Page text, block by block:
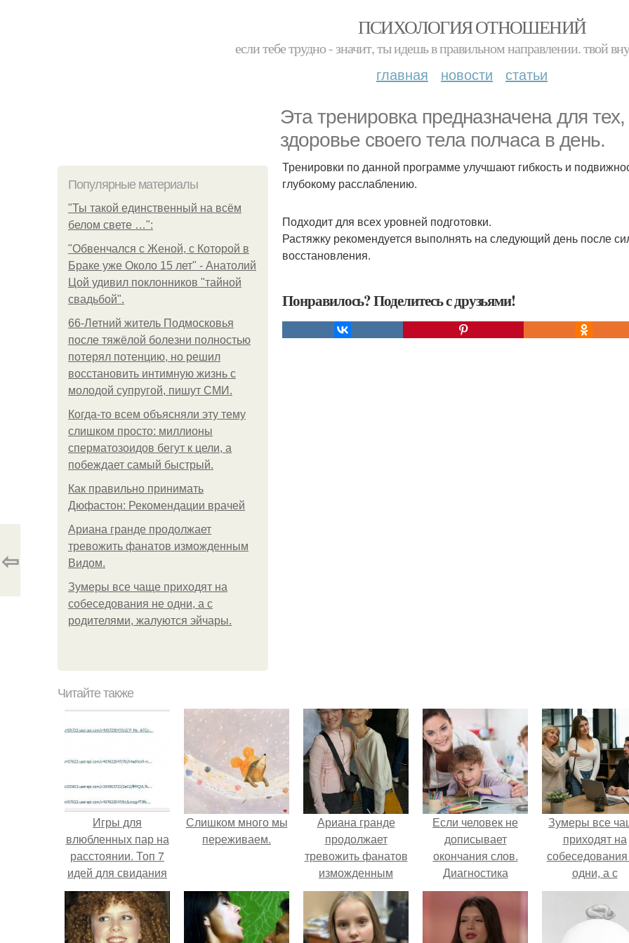
ПСИХОЛОГИЯ ОТНОШЕНИЙ
если тебе трудно - значит, ты идешь в правильном направлении. твой
главная новости статьи
Эта тренировка предназначена для тех,
здоровье своего тела полчаса в день.
Популярные материалы
"Ты такой единственный на всём
белом свете …":
"Обвенчался с Женой, с Которой в
Браке уже Около 15 лет" - Анатолий
Цой удивил поклонников "тайной
свадьбой".
66-Летний житель Подмосковья
после тяжёлой болезни полностью
потерял потенцию, но решил
восстановить интимную жизнь с
молодой супругой, пишут СМИ.
Когда-то всем объясняли эту тему
слишком просто: миллионы
сперматозоидов бегут к цели, а
побеждает самый быстрый.
Как правильно принимать
Дюфастон: Рекомендации врачей
Ариана гранде продолжает
тревожить фанатов изможденным
Видом.
Зумеры все чаще приходят на
собеседования не одни, а с
родителями, жалуются эйчары.
Тренировки по данной программе улучшают гибкость и
глубокому расслаблению.
Подходит для всех уровней подготовки.
Растяжку рекомендуется выполнять на следующий день после
восстановления.
Понравилось? Поделитесь с друзьями!
⇦
Читайте также
Игры для
влюбленных пар на
расстоянии. Топ 7
идей для свидания
на расстоянии
Слишком много мы
пеpеживаем.
Ариана гранде
продолжает
тревожить фанатов
изможденным
Видом.
Если человек не
дописывает
окончания слов.
Диагностика
дисграфии
Зумеры все
приходят на
одни, а с
родителями,
жалуются